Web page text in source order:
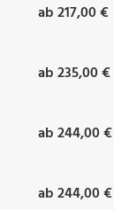
ab 217,00 €
ab 235,00 €
ab 244,00 €
ab 244,00 €